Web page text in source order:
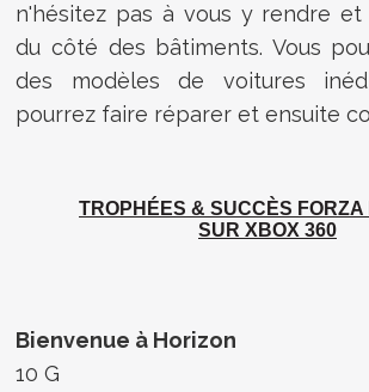
n'hésitez pas à vous y rendre
du côté des bâtiments. Vous
des modèles de voitures
pourrez faire réparer et ensuite
TROPHÉES & SUCCÈS FORZA
SUR XBOX 360
Bienvenue à Horizon
10 G